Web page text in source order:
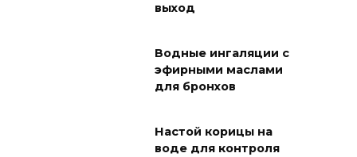
выход
Водные ингаляции с
эфирными маслами
для бронхов
Настой корицы на
воде для контроля